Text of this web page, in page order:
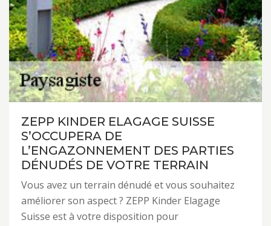
ZEPP KINDER ELAGAGE SUISSE
S’OCCUPERA DE
L’ENGAZONNEMENT DES PARTIES
DÉNUDÉS DE VOTRE TERRAIN
Vous avez un terrain dénudé et vous souhaitez
améliorer son aspect ? ZEPP Kinder Elagage
Suisse est à votre disposition pour